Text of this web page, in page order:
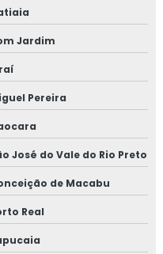
Jardim
Pereira
José do Vale do Rio Preto
de Macabu
Real